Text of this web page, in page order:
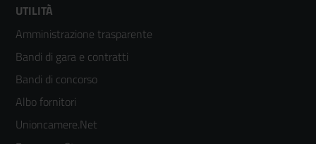
Footer
menù
colonna
2
UTILITÀ
Amministrazione trasparente
Bandi di gara e contratti
Bandi di concorso
Albo fornitori
Unioncamere.Net